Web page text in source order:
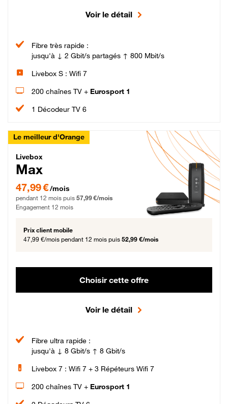
Voir le détail
Fibre très rapide :
jusqu'à ↓ 2 Gbit/s partagés ↑ 800 Mbit/s
Livebox S : Wifi 7
200 chaînes TV + Eurosport 1
1 Décodeur TV 6
Le meilleur d'Orange
Livebox Max Fibre
Livebox
Max
47,99 € par mois pendant 12 mois puis 57,99 € par mois, Engagement 12 mois
47,99 €/mois
pendant 12 mois puis 57,99 €/mois
Engagement 12 mois
Prix client mobile
47,99 €/mois pendant 12 mois puis 52,99 €/mois
Choisir cette offre
Voir le détail
Fibre ultra rapide :
jusqu'à ↓ 8 Gbit/s ↑ 8 Gbit/s
Livebox 7 : Wifi 7 + 3 Répéteurs Wifi 7
200 chaînes TV + Eurosport 1